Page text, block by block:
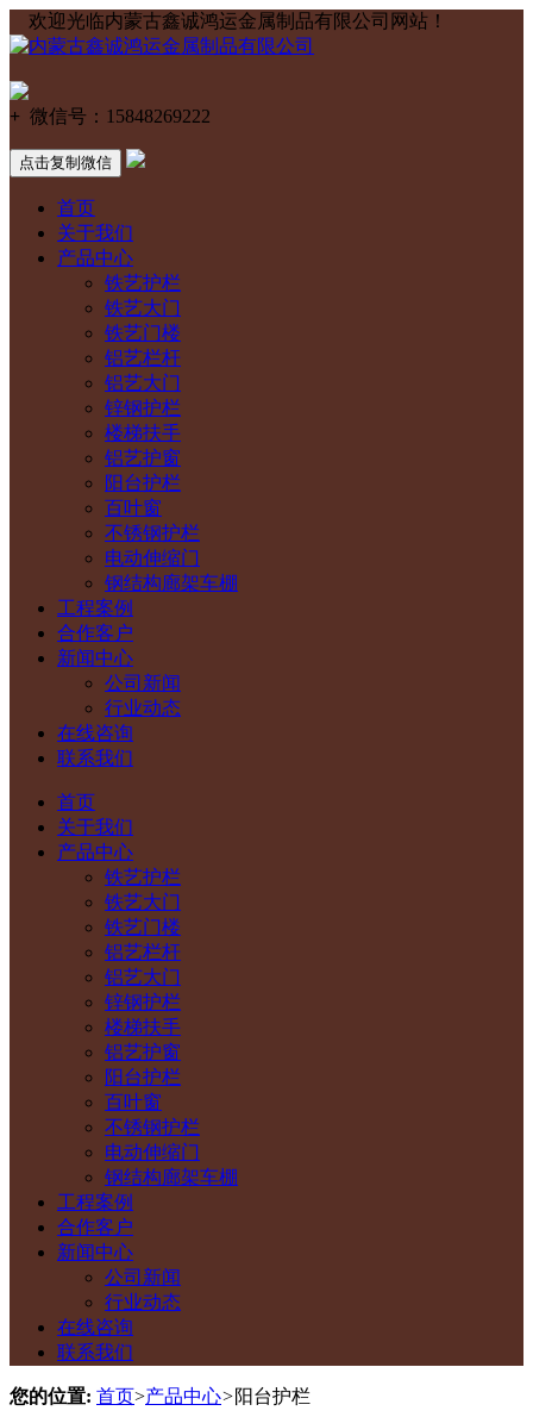
欢迎光临内蒙古鑫诚鸿运金属制品有限公司网站！
+ 微信号： 15848269222
点击复制微信
首页
关于我们
产品中心
铁艺护栏
铁艺大门
铁艺门楼
铝艺栏杆
铝艺大门
锌钢护栏
楼梯扶手
铝艺护窗
阳台护栏
百叶窗
不锈钢护栏
电动伸缩门
钢结构廊架车棚
工程案例
合作客户
新闻中心
公司新闻
行业动态
在线咨询
联系我们
首页
关于我们
产品中心
铁艺护栏
铁艺大门
铁艺门楼
铝艺栏杆
铝艺大门
锌钢护栏
楼梯扶手
铝艺护窗
阳台护栏
百叶窗
不锈钢护栏
电动伸缩门
钢结构廊架车棚
工程案例
合作客户
新闻中心
公司新闻
行业动态
在线咨询
联系我们
您的位置: 首页>产品中心>阳台护栏